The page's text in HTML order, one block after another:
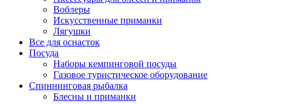
Воблеры
Искусственные приманки
Лягушки
Все для оснасток
Посуда
Наборы кемпинговой посуды
Газовое туристическое оборудование
Спиннинговая рыбалка
Блесны и приманки